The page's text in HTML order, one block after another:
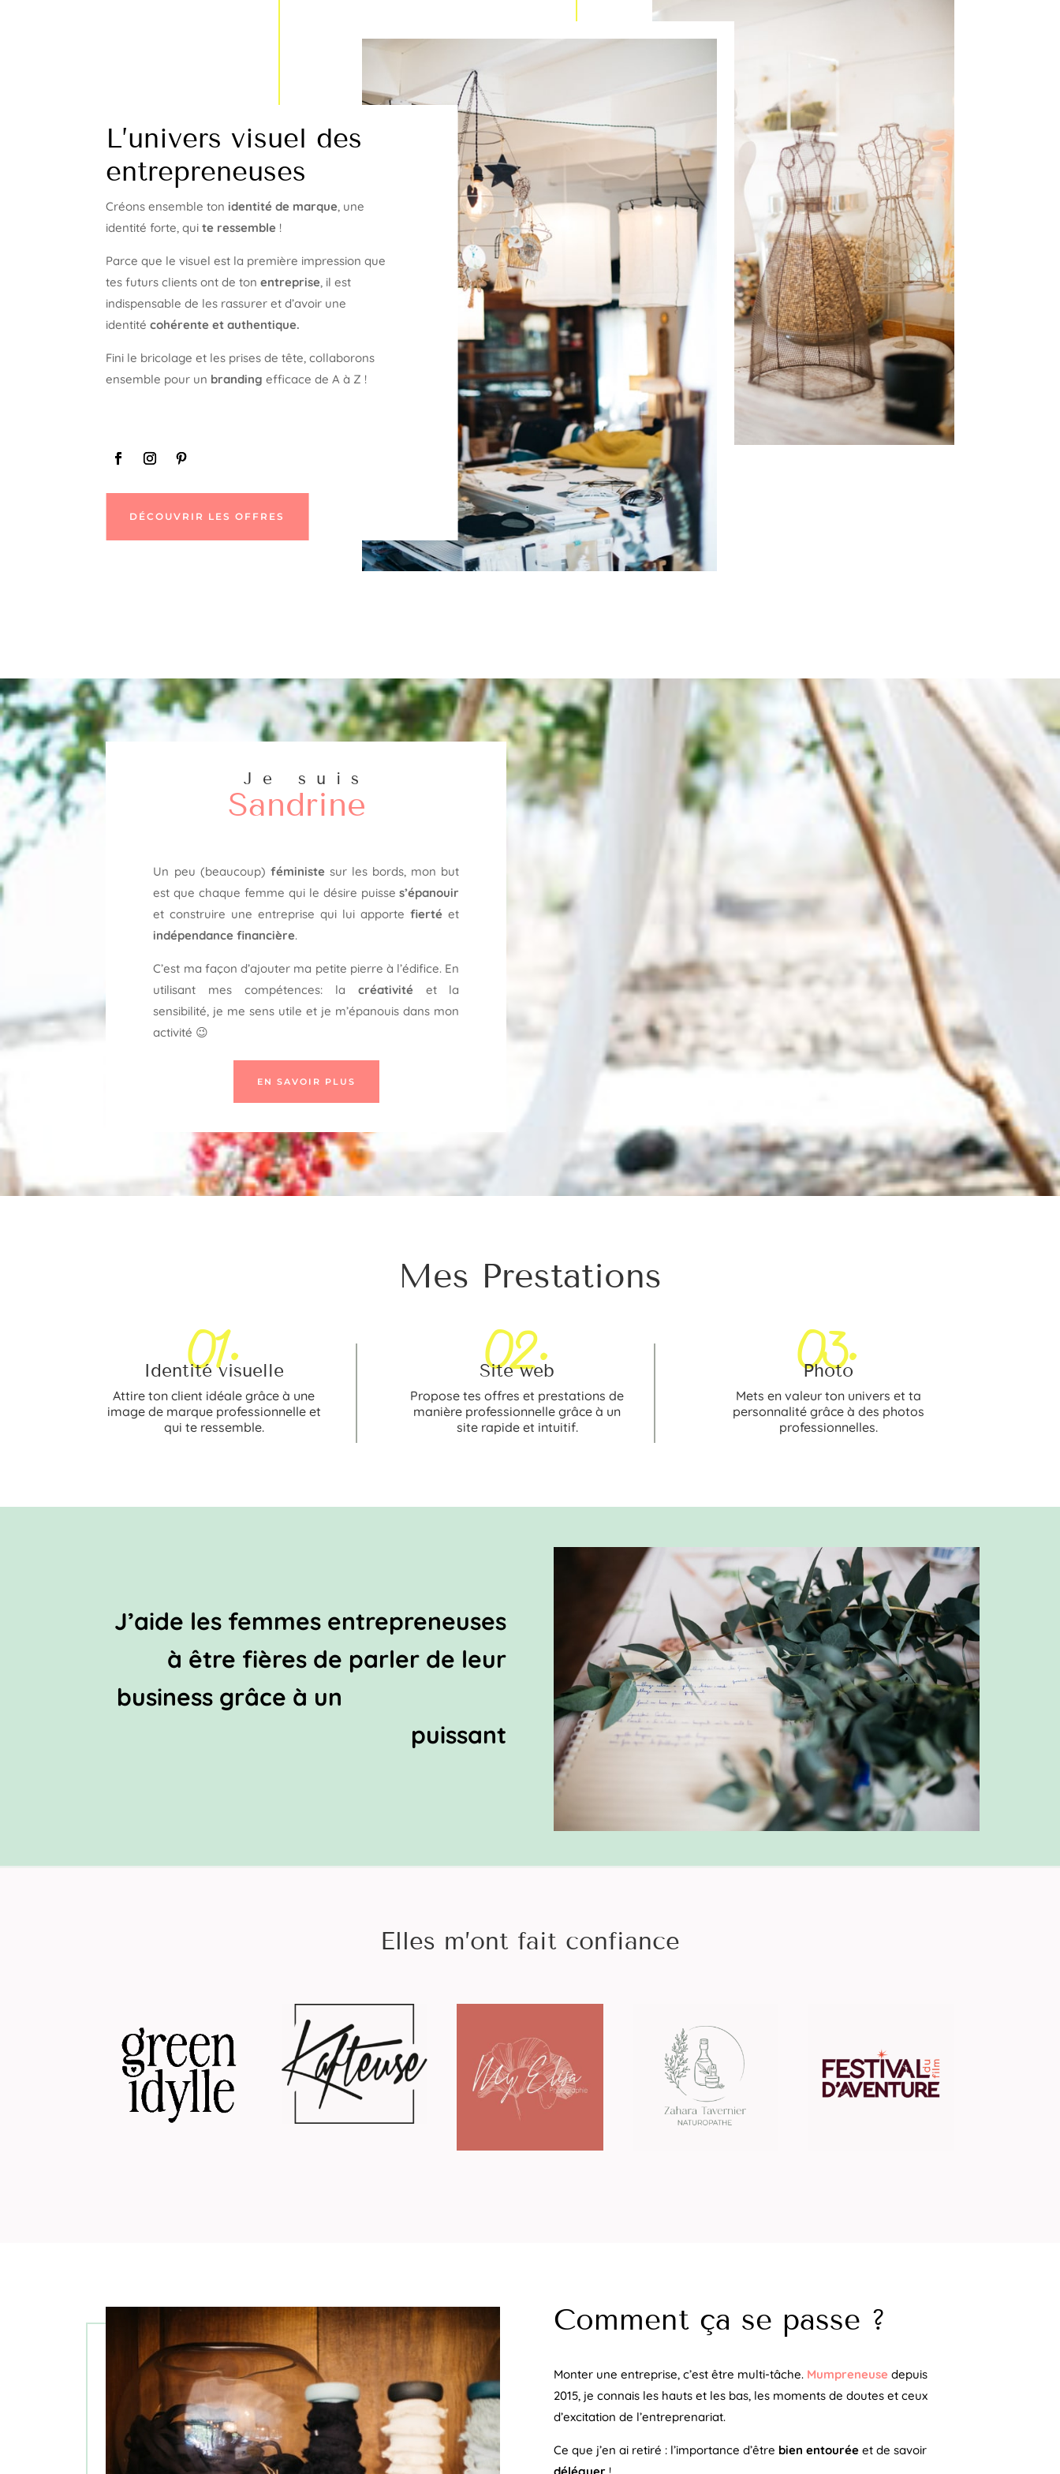
L’univers visuel des
entrepreneuses
Créons ensemble ton identité de marque , une
identité forte, quite ressemble !
Parce que le visuel est la première impression que
tes futurs clients ont de ton entreprise , il est
indispensable de les rassurer et d’avoir une
identitécohérente et authentique.
Fini le bricolage et les prises de tête, collaborons
ensemble pour un branding efficace de A à Z !
DÉCOUVRIR LES OFFRES
Je suis
Sandrine
Un peu (beaucoup) féministesur les bords, mon but
est que chaque femme qui le désire puisses’épanouir
et construire une entreprise qui lui apportefierté et
indépendance financière.
C’est ma façon d’ajouter ma petite pierre à l’édifice. En
utilisant mes compétences: la créativitéet la
sensibilité, je me sens utile et je m’épanouis dans mon
activité 😉
EN SAVOIR PLUS
Mes Prestations
01.
Identité visuelle
Attire ton client idéale grâce à une
image de marque professionnelle et
qui te ressemble.
02.
Site web
Propose tes offres et prestations de
manière professionnelle grâce à un
site rapide et intuitif.
03.
Photo
Mets en valeur ton univers et ta
personnalité grâce à des photos
professionnelles.
J’aide les femmes entrepreneuses
à être fières de parler de leur
business grâce à un
puissant
Elles m’ont fait confiance
Comment ça se passe ?
Monter une entreprise, c’est être multi-tâche. Mumpreneuse depuis
2015, je connais les hauts et les bas, les moments de doutes et ceux
d’excitation de l’entreprenariat.
Ce que j’en ai retiré : l’importance d’être bien entouréeet de savoir